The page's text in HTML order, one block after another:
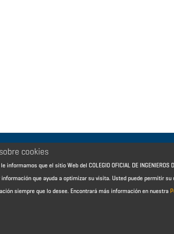
cookies
que el sitio Web del COLEGIO OFICIAL DE INGENIEROS
que ayuda a optimizar su visita. Usted puede permitir su
siempre que lo desee. Encontrará más información en nuestra